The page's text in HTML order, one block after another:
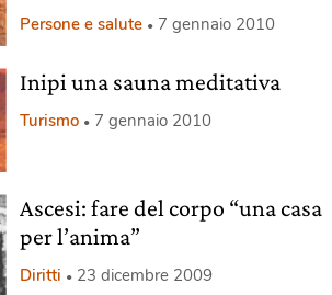
Persone e salute 7 gennaio 2010
Inipi una sauna meditativa
Turismo 7 gennaio 2010
Ascesi: fare del corpo “una casa
per l’anima”
Diritti 23 dicembre 2009